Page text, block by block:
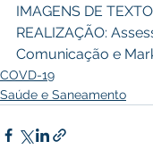
IMAGENS DE
REALIZAÇÃO:
Comunicação e
COVD-19
Saúde e Saneamento